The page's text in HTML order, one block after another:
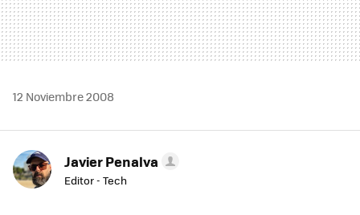
12 Noviembre 2008
Javier Penalva
Editor - Tech